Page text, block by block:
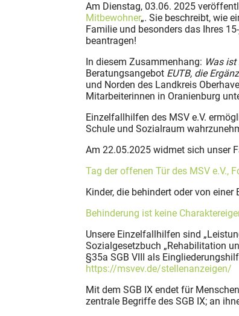
Am Dienstag, 03.06. 2025
Mitbewohner„. Sie beschreibt, wie
Familie und besonders das Ihres
beantragen!
In diesem Zusammenhang: Was
Beratungsangebot EUTB, die
und Norden des Landkreis
Mitarbeiterinnen in Oranienburg
Einzelfallhilfen des MSV e.V.
Schule und Sozialraum
Am 22.05.2025 widmet sich unser
Tag der offenen Tür des MSV e.V.,
Kinder, die behindert oder von
Behinderung ist keine
Unsere Einzelfallhilfen sind
Sozialgesetzbuch „Rehabilitation
§35a SGB VIII als
https://msvev.de/stellenanzeigen/
Mit dem SGB IX endet für
zentrale Begriffe des SGB IX; an